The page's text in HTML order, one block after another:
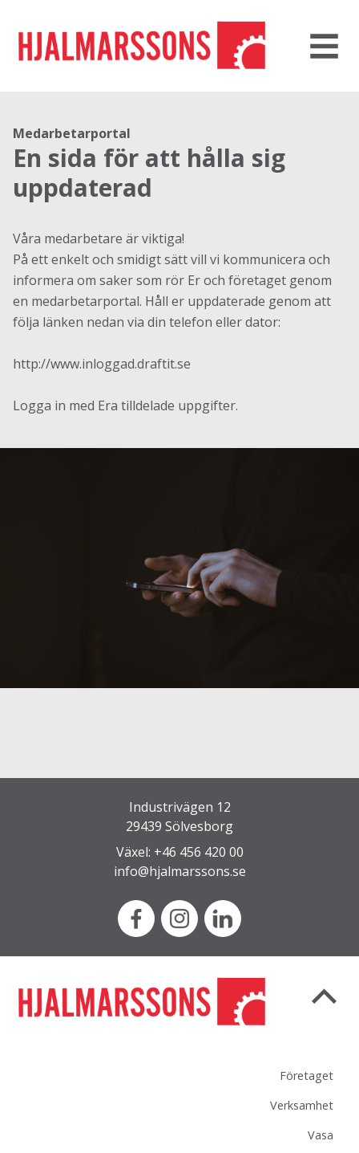
Medarbetarportal
En sida för att hålla sig
uppdaterad
Våra medarbetare är viktiga!
På ett enkelt och smidigt sätt vill vi kommunicera och
informera om saker som rör Er och företaget genom
en medarbetarportal. Håll er uppdaterade genom att
följa länken nedan via din telefon eller dator:
http://www.inloggad.draftit.se
Logga in med Era tilldelade uppgifter.
Industrivägen 12
29439 Sölvesborg
Växel: +46 456 420 00
info@hjalmarssons.se
Företaget
Verksamhet
Vasa